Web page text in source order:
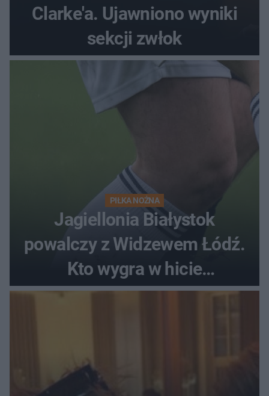
Clarke'a. Ujawniono wyniki
sekcji zwłok
PIŁKA NOŻNA
Jagiellonia Białystok
powalczy z Widzewem Łódź.
Kto wygra w hicie
Ekstraklasy?